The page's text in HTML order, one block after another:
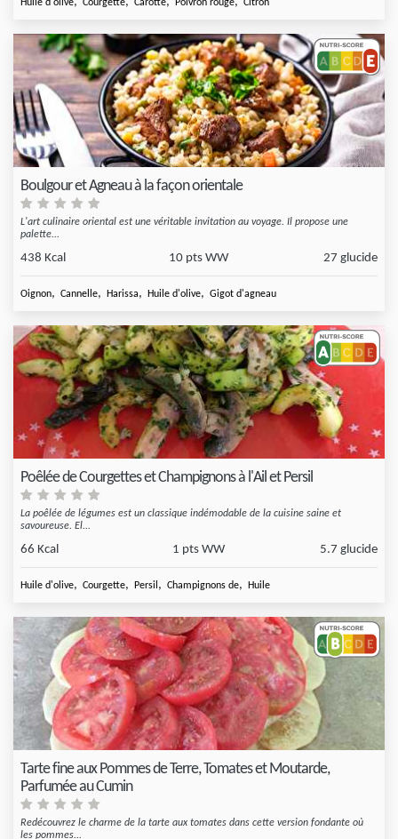
Huile d'olive Courgette Carotte Poivron rouge Citron
Boulgour et Agneau à la façon orientale
L'art culinaire oriental est une véritable invitation au voyage. Il propose une
palette...
438 Kcal 10 pts WW 27 glucide
Oignon, Cannelle, Harissa, Huile d'olive, Gigot d'agneau
Poêlée de Courgettes et Champignons à l'Ail et Persil
La poêlée de légumes est un classique indémodable de la cuisine saine et
savoureuse. El...
66 Kcal 1 pts WW 5.7 glucide
Huile d'olive, Courgette, Persil , Champignons de, Huile
Tarte fine aux Pommes de Terre, Tomates et Moutarde,
Parfumée au Cumin
Redécouvrez le charme de la tarte aux tomates dans cette version fondante où
les pommes...